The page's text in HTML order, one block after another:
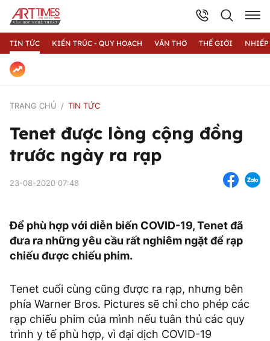
TIN TỨC KIẾN TRÚC - QUY HOẠCH VĂN THƠ THẾ GIỚI
TRANG CHỦ TIN TỨC
Tenet được lòng cộng đồng
trước ngày ra rạp
23-08-2020 07:48
Để phù hợp với diễn biến COVID-19, Tenet đã
đưa ra những yêu cầu rất nghiêm ngặt để rạp
chiếu được chiếu phim.
Tenet cuối cùng cũng được ra rạp, nhưng bên
phía Warner Bros. Pictures sẽ chỉ cho phép các
rạp chiếu phim của mình nếu tuân thủ các quy
trình y tế phù hợp, vì đại dịch COVID-19